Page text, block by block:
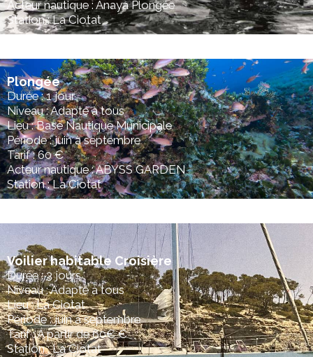
Acteur nautique : Anaya Plongée
Station : La Ciotat
Plongée
Durée : 1 jour
Niveau : Adapté à tous
Lieu : Base Nautique Municipale
Période : juin à septembre
Tarif : 60 €
Acteur nautique : ABYSS GARDEN
Station : La Ciotat
Voilier habitable Croisière
Durée : 3 jours
Niveau : Adapté à tous
Lieu : La Ciotat
Période : juin à septembre
Tarif : A partir de 60€ €
Station : La Ciotat